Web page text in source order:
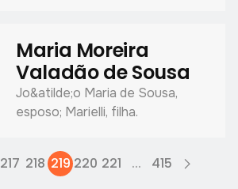
Maria Moreira
Valadão de Sousa
Jo&atilde;o Maria de Sousa,
esposo; Marielli, filha.
217 218 219 220 221 ... 415